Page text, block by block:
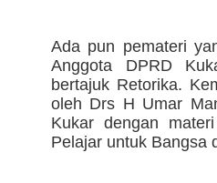
Ada pun pemateri
Anggota DPRD
bertajuk Retorika.
oleh Drs H Umar
Kukar dengan
Pelajar untuk Bangsa